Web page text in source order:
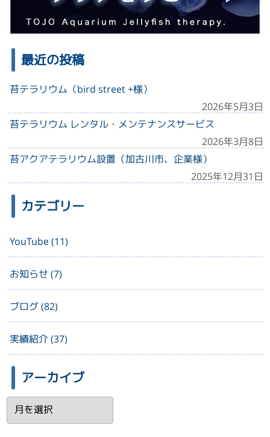
最近の投稿
苔テラリウム（bird street +様）
2026年5月3日
苔テラリウム レンタル・メンテナンスサービス
2026年3月8日
苔アクアテラリウム設置（加古川市、企業様）
2025年12月31日
カテゴリー
YouTube (11)
お知らせ (7)
ブログ (82)
実績紹介 (37)
アーカイブ